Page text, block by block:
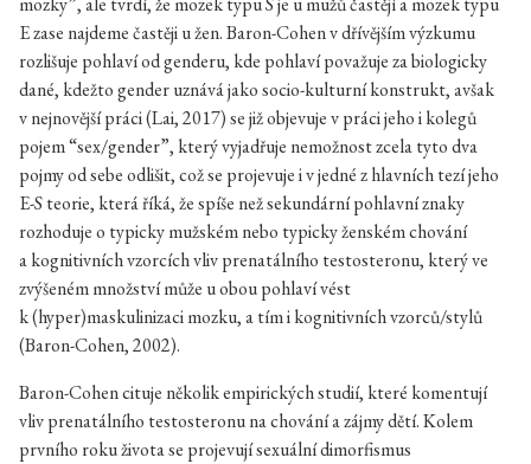
E zase najdeme častěji u žen. Baron-Cohen v dřívějším výzkumu
rozlišuje pohlaví od genderu, kde pohlaví považuje za biologicky
dané, kdežto gender uznává jako socio-kulturní konstrukt, avšak
v nejnovější práci (Lai, 2017) se již objevuje v práci jeho i kolegů
pojem “sex/gender”, který vyjadřuje nemožnost zcela tyto dva
pojmy od sebe odlišit, což se projevuje i v jedné z hlavních tezí jeho
E-S teorie, která říká, že spíše než sekundární pohlavní znaky
rozhoduje o typicky mužském nebo typicky ženském chování
a kognitivních vzorcích vliv prenatálního testosteronu, který ve
zvýšeném množství může u obou pohlaví vést
k (hyper)maskulinizaci mozku, a tím i kognitivních vzorců/stylů
(Baron-Cohen, 2002).
Baron-Cohen cituje několik empirických studií, které komentují
vliv prenatálního testosteronu na chování a zájmy dětí. Kolem
prvního roku života se projevují sexuální dimorfismus